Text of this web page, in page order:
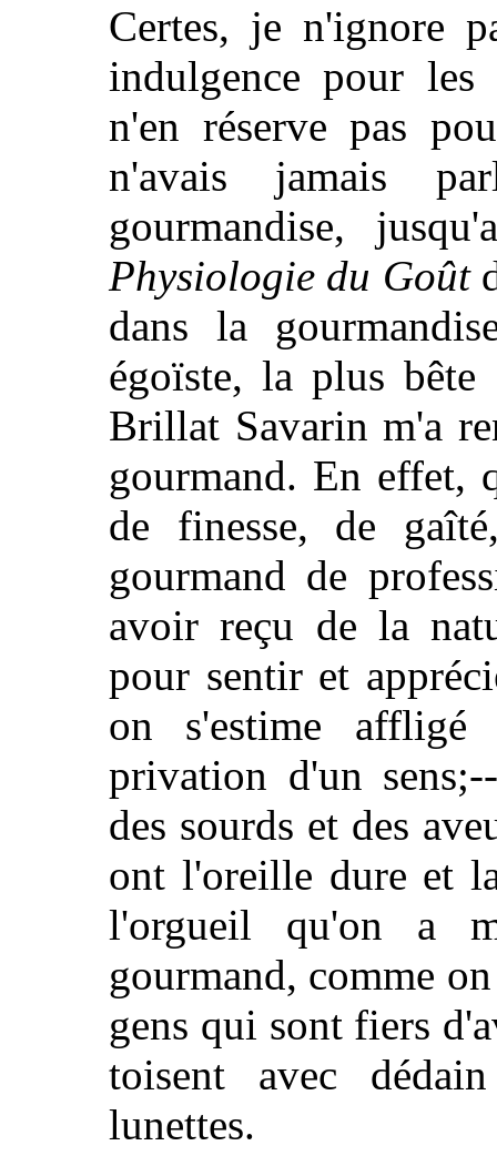
Certes, je n'ignore
indulgence pour
n'en réserve pas
n'avais jamais
gourmandise,
Physiologie du Goût
dans la
égoïste, la plus bête
Brillat Savarin m'a
gourmand. En effet,
de finesse, de
gourmand de
avoir reçu de la
pour sentir et
on s'estime
privation d'un
des sourds et des
ont l'oreille dure et
l'orgueil qu'on a
gourmand, comme
gens qui sont fiers
toisent avec
lunettes.